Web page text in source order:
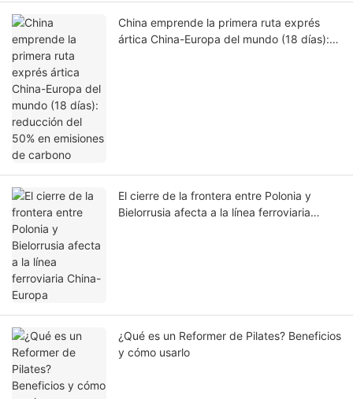
China emprende la primera ruta exprés
ártica China-Europa del mundo (18 días):
El cierre de la frontera entre Polonia y
Bielorrusia afecta a la línea ferroviaria
¿Qué es un Reformer de Pilates? Beneficios
y cómo usarlo